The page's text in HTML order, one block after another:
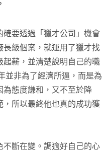
確要透過「獵才公司」機會
級個案，就運用了獵才找
起薪，並清楚說明自己的職
並非為了經濟所逼，而是為
為態度謙和，又不至於降
所以最終他也真的成功獲
不斷在變。調適好自己的心